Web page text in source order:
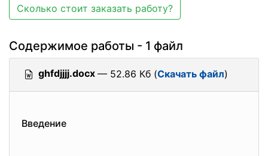
Сколько стоит заказать работу?
Содержимое работы - 1 файл
ghfdjjjj.docx — 52.86 Кб (Скачать файл)
Введение